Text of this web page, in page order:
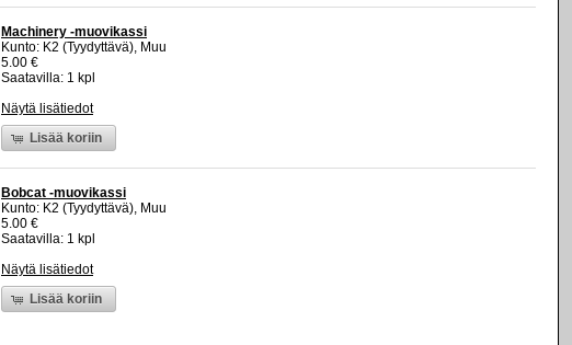
Machinery -muovikassi
Kunto: K2 (Tyydyttävä), Muu
5.00 €
Saatavilla: 1 kpl
Näytä lisätiedot
Lisää koriin
Bobcat -muovikassi
Kunto: K2 (Tyydyttävä), Muu
5.00 €
Saatavilla: 1 kpl
Näytä lisätiedot
Lisää koriin